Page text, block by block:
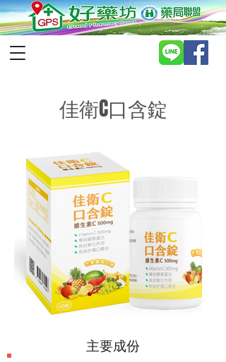
佳衛C口含錠
​主要成份